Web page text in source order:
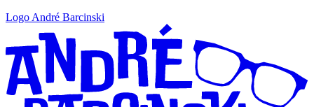
Logo André Barcinski